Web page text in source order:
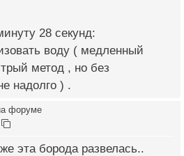
28 секунд:
воду ( медленный
метод , но без
надолго ) .
форуме
эта борода развелась..